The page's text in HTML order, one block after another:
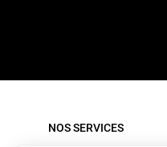
NOS SERVICES